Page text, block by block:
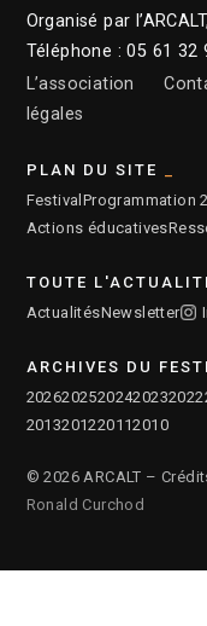
Organisé par
Téléphone : 05 61 32
L’association
légales
PLAN DU SITE
FestivalProgrammation
Actions éducatives
TOUTE
ActualitésNewsletter
ARCHIVES DU
20262025202420232022
2013201220112010
© 2026 ARCALT –
Ronald Curchod